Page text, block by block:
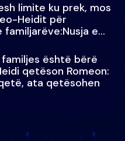
limite ku prek, mos
Heidit për
e
është bërë
qetëson Romeon:
ata qetësohen